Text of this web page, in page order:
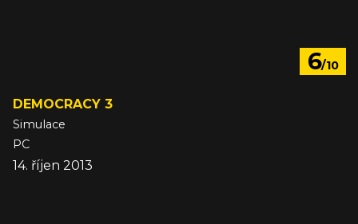
6/10
DEMOCRACY 3
Simulace
PC
14. říjen 2013